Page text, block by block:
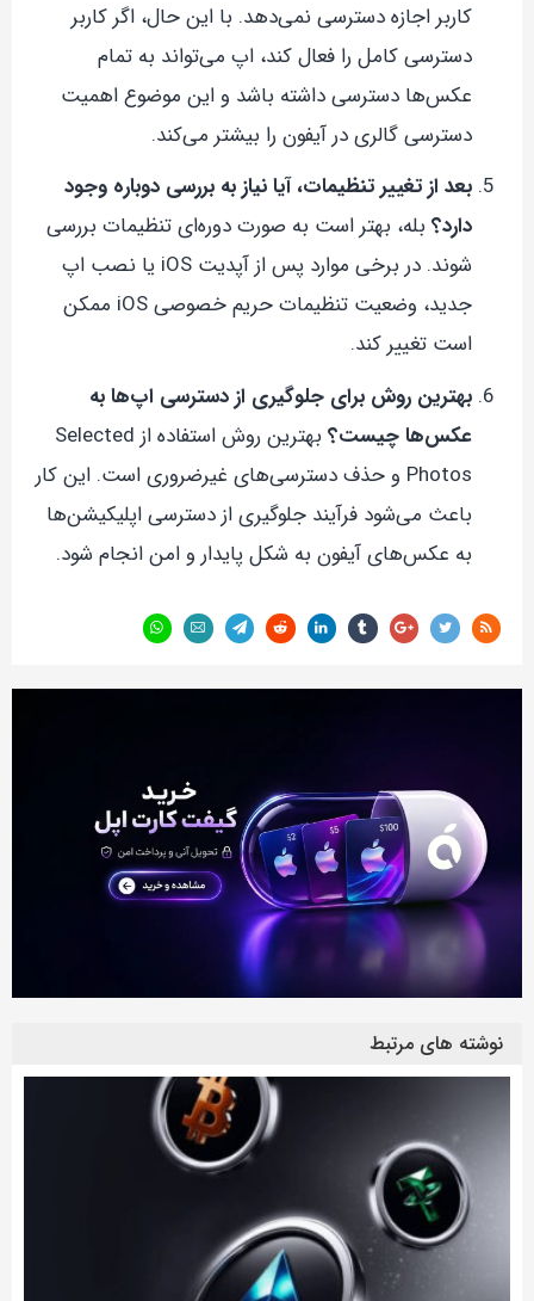
کاربر اجازه دسترسی نمی‌دهد. با این حال، اگر کاربر
دسترسی کامل را فعال کند، اپ می‌تواند به تمام
عکس‌ها دسترسی داشته باشد و این موضوع اهمیت
دسترسی گالری در آیفون را بیشتر می‌کند.
بعد از تغییر تنظیمات، آیا نیاز به بررسی دوباره وجود
دارد؟ بله، بهتر است به صورت دوره‌ای تنظیمات بررسی
شوند. در برخی موارد پس از آپدیت iOS یا نصب اپ
جدید، وضعیت تنظیمات حریم خصوصی iOS ممکن
است تغییر کند.
بهترین روش برای جلوگیری از دسترسی اپ‌ها به
عکس‌ها چیست؟
بهترین روش استفاده از Selected
Photos و حذف دسترسی‌های غیرضروری است. این کار
باعث می‌شود فرآیند جلوگیری از دسترسی اپلیکیشن‌ها
به عکس‌های آیفون به شکل پایدار و امن انجام شود.
نوشته های مرتبط